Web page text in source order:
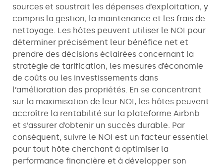
sources et soustrait les dépenses d’exploitation, y
compris la gestion, la maintenance et les frais de
nettoyage. Les hôtes peuvent utiliser le NOI pour
déterminer précisément leur bénéfice net et
prendre des décisions éclairées concernant la
stratégie de tarification, les mesures d’économie
de coûts ou les investissements dans
l’amélioration des propriétés. En se concentrant
sur la maximisation de leur NOI, les hôtes peuvent
accroître la rentabilité sur la plateforme Airbnb
et s’assurer d’obtenir un succès durable. Par
conséquent, suivre le NOI est un facteur essentiel
pour tout hôte cherchant à optimiser la
performance financière et à développer son